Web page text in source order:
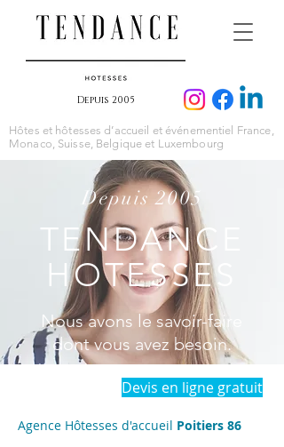
Depuis 2005
Hôtes et hôtesses d’accueil et événementiel France,
Monaco, Suisse, Belgique et Luxembourg
Depuis 2005
TENDANCE
HOTESSES
Nous avons le savoir-faire
dont vous avez besoin.
Devis en ligne gratuit
Agence Hôtesses d'accueil Poitiers 86